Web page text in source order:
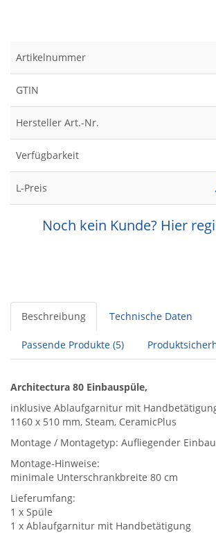
Artikelnummer
GTIN
Hersteller Art.-Nr.
Verfügbarkeit
L-Preis
Noch kein Kunde? Hier
Beschreibung Technische Daten
Passende Produkte (5)
Architectura 80 Einbauspüle,
inklusive Ablaufgarnitur mit
1160 x 510 mm, Steam, CeramicPlus
Montage / Montagetyp: Aufliegender Einbau
Montage-Hinweise:
minimale Unterschrankbreite 80 cm
Lieferumfang:
1 x Spüle
1 x Ablaufgarnitur mit Handbetätigung